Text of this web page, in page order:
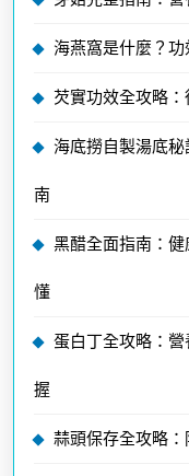
海燕窩是什麼？
芡實功效全攻略
海底撈自製湯底
南
黑醋全面指南：
懂
蛋白丁全攻略：
握
蒜頭保存全攻略